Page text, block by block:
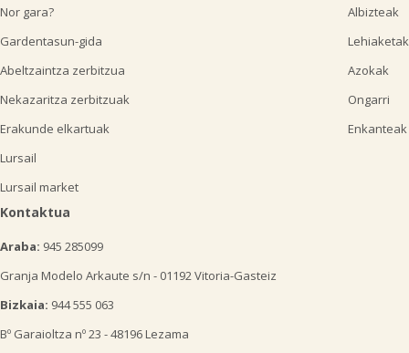
Nor gara?
Gardentasun-gida
Abeltzaintza zerbitzua
Nekazaritza zerbitzuak
Erakunde elkartuak
Lursail
Lursail market
Albizteak
Lehiaketak
Azokak
Ongarri
Enkanteak
Kontaktua
Araba: 945 285099
Granja Modelo Arkaute s/n - 01192 Vitoria-Gasteiz
Bizkaia: 944 555 063
Bº Garaioltza nº 23 - 48196 Lezama